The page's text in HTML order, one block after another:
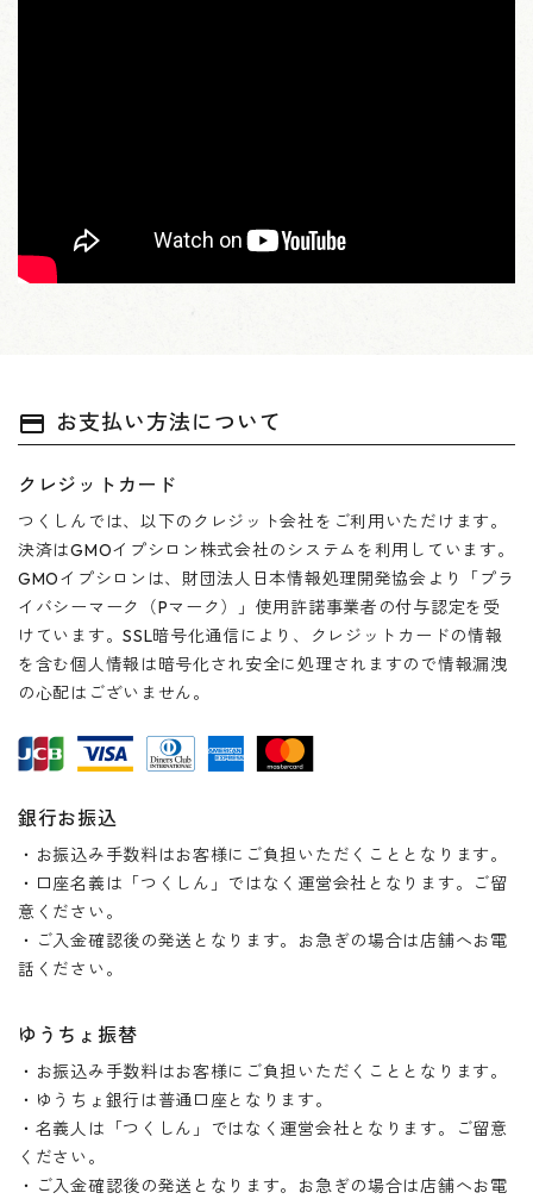
payment お支払い方法について
クレジットカード
つくしんでは、以下のクレジット会社をご利用いただけます。
決済はGMOイプシロン株式会社のシステムを利用しています。
GMOイプシロンは、財団法人日本情報処理開発協会より「プラ
イバシーマーク（Pマーク）」使用許諾事業者の付与認定を受
けています。SSL暗号化通信により、クレジットカードの情報
を含む個人情報は暗号化され安全に処理されますので情報漏洩
の心配はございません。
銀行お振込
・お振込み手数料はお客様にご負担いただくこととなります。
・口座名義は「つくしん」ではなく運営会社となります。ご留
意ください。
・ご入金確認後の発送となります。お急ぎの場合は店舗へお電
話ください。
ゆうちょ振替
・お振込み手数料はお客様にご負担いただくこととなります。
・ゆうちょ銀行は普通口座となります。
・名義人は「つくしん」ではなく運営会社となります。ご留意
ください。
・ご入金確認後の発送となります。お急ぎの場合は店舗へお電